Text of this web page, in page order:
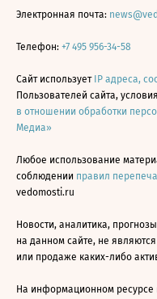
Электронная почта:
Телефон: +7 495 956-34-58
Сайт использует IP адреса,
Пользователей сайта,
в отношении обработки
Медиа»
Любое использование
соблюдении правил
vedomosti.ru
Новости, аналитика,
на данном сайте, не
или продаже каких-либо
На информационном